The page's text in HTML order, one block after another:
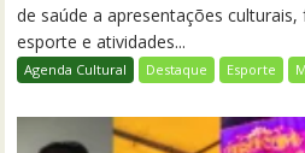
de saúde a apresentações
esporte e atividades...
Agenda Cultural Destaque Esporte